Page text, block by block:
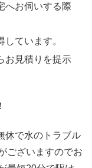
へお伺いする際
ています。
お見積りを提示
休で水のトラブル
ございますのでお